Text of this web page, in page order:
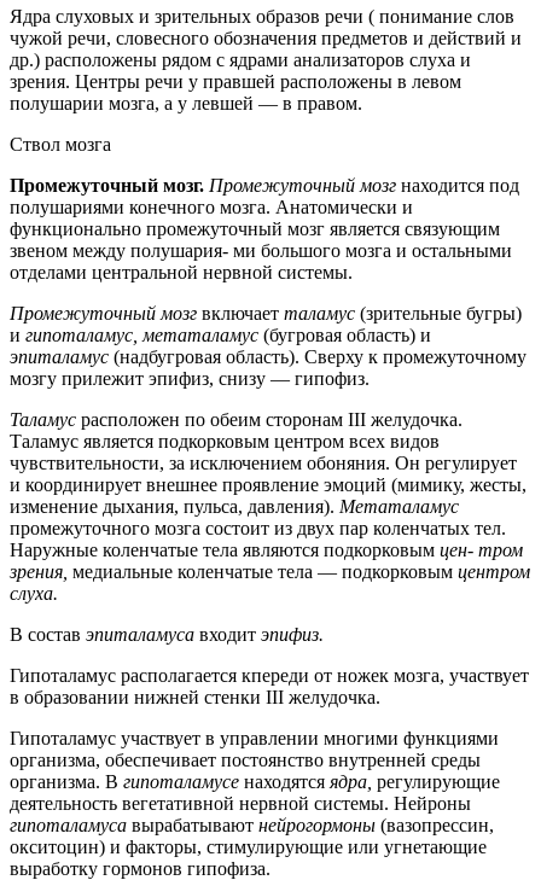
Ядра слуховых и зрительных образов речи ( понимание слов
чужой речи, словесного обозначения предметов и действий и
др.) расположены рядом с ядрами анализаторов слуха и
зрения. Центры речи у правшей расположены в левом
полушарии мозга, а у левшей — в правом.
Ствол мозга
Промежуточный мозг. Промежуточный мозг находится под
полушариями конечного мозга. Анатомически и
функционально промежуточный мозг является связующим
звеном между полушария- ми большого мозга и остальными
отделами центральной нервной системы.
Промежуточный мозг включает таламус (зрительные бугры)
и гипоталамус, метаталамус (бугровая область) и
эпиталамус (надбугровая область). Сверху к промежуточному
мозгу прилежит эпифиз, снизу — гипофиз.
Таламус расположен по обеим сторонам III желудочка.
Таламус является подкорковым центром всех видов
чувствительности, за исключением обоняния. Он регулирует
и координирует внешнее проявление эмоций (мимику, жесты,
изменение дыхания, пульса, давления). Метаталамус
промежуточного мозга состоит из двух пар коленчатых тел.
Наружные коленчатые тела являются подкорковым цен- тром
зрения, медиальные коленчатые тела — подкорковым центром
слуха.
В состав эпиталамуса входит эпифиз.
Гипоталамус располагается кпереди от ножек мозга, участвует
в образовании нижней стенки III желудочка.
Гипоталамус участвует в управлении многими функциями
организма, обеспечивает постоянство внутренней среды
организма. В гипоталамусе находятся ядра, регулирующие
деятельность вегетативной нервной системы. Нейроны
гипоталамуса вырабатывают нейрогормоны (вазопрессин,
окситоцин) и факторы, стимулирующие или угнетающие
выработку гормонов гипофиза.